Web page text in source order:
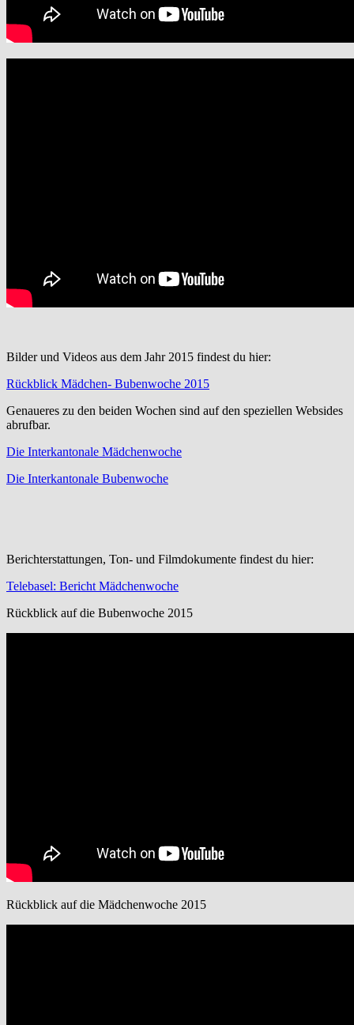
Bilder und Videos aus dem Jahr 2015 findest du hier:
Rückblick Mädchen- Bubenwoche 2015
Genaueres zu den beiden Wochen sind auf den speziellen Websides
abrufbar.
Die Interkantonale Mädchenwoche
Die Interkantonale Bubenwoche
Berichterstattungen, Ton- und Filmdokumente findest du hier:
Telebasel: Bericht Mädchenwoche
Rückblick auf die Bubenwoche 2015
Rückblick auf die Mädchenwoche 2015